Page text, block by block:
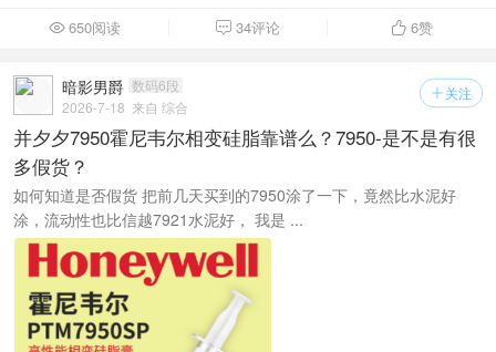
650阅读  34评论  6赞
 关注
暗影男爵 数码6段
2026-7-18 来自 综合
并夕夕7950霍尼韦尔相变硅脂靠谱么？7950-是不是有很
多假货？
如何知道是否假货 把前几天买到的7950涂了一下，竟然比水泥好
涂，流动性也比信越7921水泥好， 我是 ...